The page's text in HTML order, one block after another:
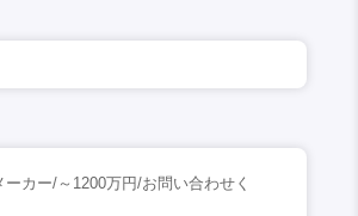
カー/～1200万円/お問い合わせく